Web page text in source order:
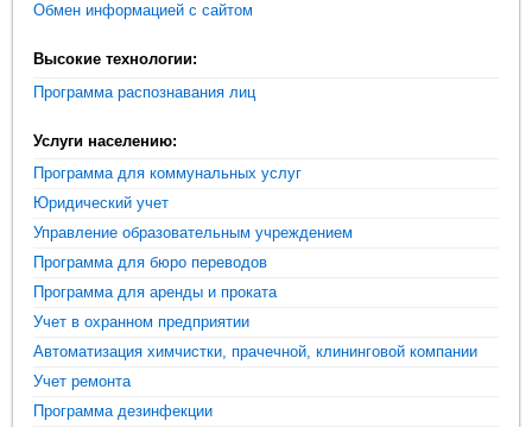
Обмен информацией с сайтом
Высокие технологии:
Программа распознавания лиц
Услуги населению:
Программа для коммунальных услуг
Юридический учет
Управление образовательным учреждением
Программа для бюро переводов
Программа для аренды и проката
Учет в охранном предприятии
Автоматизация химчистки, прачечной, клининговой компании
Учет ремонта
Программа дезинфекции